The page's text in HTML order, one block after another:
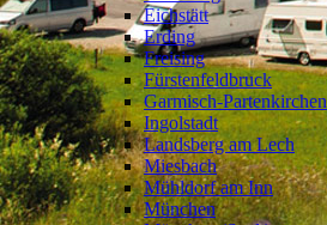
Eichstätt
Erding
Freising
Fürstenfeldbruck
Garmisch-Partenkirchen
Ingolstadt
Landsberg am Lech
Miesbach
Mühldorf am Inn
München